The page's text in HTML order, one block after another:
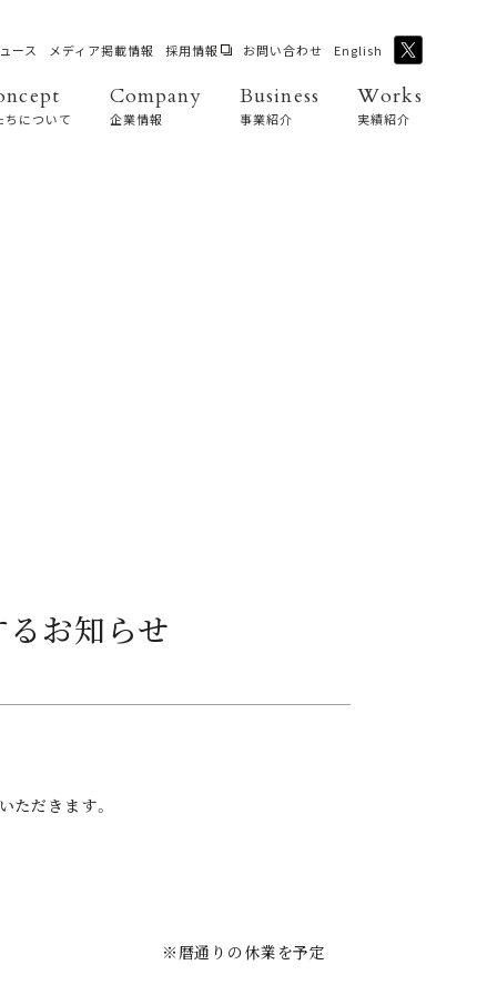
ース メディア掲載情報 採用情報 お問い合わせ English
ちについて
Company
企業情報
Business
事業紹介
Works
実績紹介
お知らせ
させていただきます。
業を予定